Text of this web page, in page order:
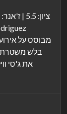
ציון:
בלש משטרתי
את ג'סי